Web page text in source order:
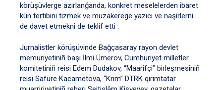
körüşüvlerge azırlanğanda, konkret meselelerden ibaret
kün tertibini tizmek ve muzakerege yazıcı ve naşirlerni
de davet etmekni de teklif etti .
Jurnalistler körüşüvinde Bağçasaray rayon devlet
memuriyetiniñ başı İlmi Ümerov, Cumhuriyet milletler
komitetiniñ reisi Edem Dudakov, “Maarifçi” birleşmesiniñ
reisi Safure Kacametova, “Krım” DTRK qırımtatar